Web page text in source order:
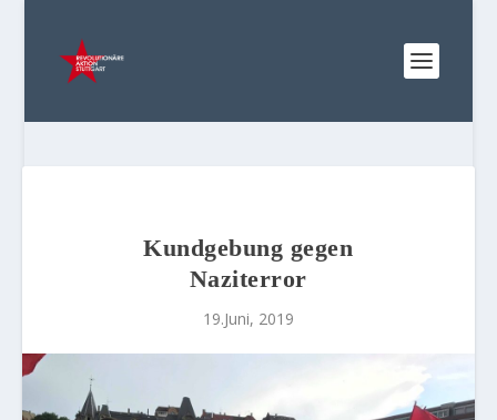
Kundgebung gegen
Naziterror
19.Juni, 2019